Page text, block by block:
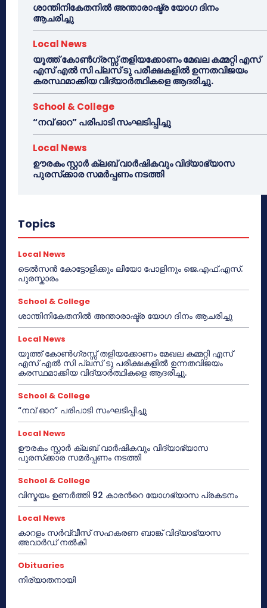
ശാന്തിനികേതനിൽ അന്താരാഷ്ട്ര യോഗ ദിനം
ആചരിച്ചു
Local News
യൂത്ത് കോൺഗ്രസ്സ് തളിയക്കോണം മേഖല കമ്മറ്റി എസ്
എസ് എൽ സി പ്ലസ് ടു പരീക്ഷകളിൽ ഉന്നതവിജയം
കരസ്ഥമാക്കിയ വിദ്യാർത്ഥികളെ ആദരിച്ചു.
School & College
“നവ് ഓറ” പരിപാടി സംഘടിപ്പിച്ചു
Local News
ഊരകം സ്റ്റാർ ക്ലബ് വാർഷികവും വിദ്യാഭ്യാസ
പുരസ്‌ക്കാര സമർപ്പണം നടത്തി
Topics
Local News
ടെൽസൻ കോട്ടോളിക്കും ലിയോ പോളിനും ജെ.എഫ്.എസ്.
പുരസ്കാരം
School & College
ശാന്തിനികേതനിൽ അന്താരാഷ്ട്ര യോഗ ദിനം ആചരിച്ചു
Local News
യൂത്ത് കോൺഗ്രസ്സ് തളിയക്കോണം മേഖല കമ്മറ്റി എസ്
എസ് എൽ സി പ്ലസ് ടു പരീക്ഷകളിൽ ഉന്നതവിജയം
കരസ്ഥമാക്കിയ വിദ്യാർത്ഥികളെ ആദരിച്ചു.
School & College
“നവ് ഓറ” പരിപാടി സംഘടിപ്പിച്ചു
Local News
ഊരകം സ്റ്റാർ ക്ലബ് വാർഷികവും വിദ്യാഭ്യാസ
പുരസ്‌ക്കാര സമർപ്പണം നടത്തി
School & College
വിസ്മയം ഉണർത്തി 92 കാരൻറെ യോഗഭ്യാസ പ്രകടനം
Local News
കാറളം സർവ്വീസ് സഹകരണ ബാങ്ക് വിദ്യാഭ്യാസ
അവാർഡ് നൽകി
Obituaries
നിര്യാതനായി